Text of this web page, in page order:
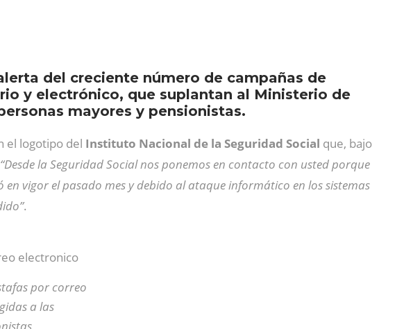
del creciente número de campañas de
y electrónico, que suplantan al Ministerio de
mayores y pensionistas.
el logotipo del Instituto Nacional de la Seguridad Social que, bajo
“Desde la Seguridad Social nos ponemos en contacto con usted porque
vigor el pasado mes y debido al ataque informático en los sistemas
.
por correo
a las